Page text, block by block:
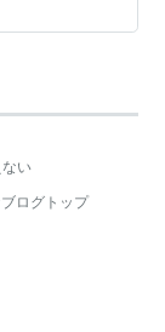
坊した高校
い
ログトップ